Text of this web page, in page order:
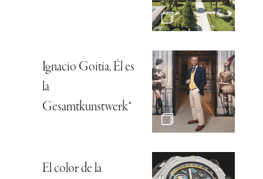
Ignacio Goitia, Él es
la
Gesamtkunstwerk*
El color de la